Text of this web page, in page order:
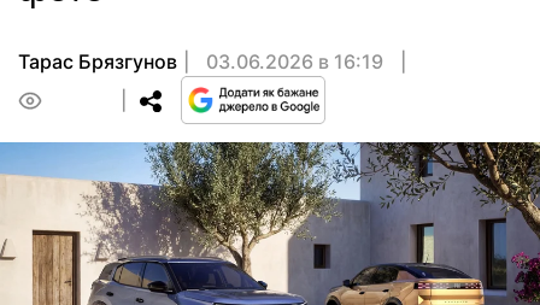
Тарас Брязгунов
03.06.2026 в 16:19